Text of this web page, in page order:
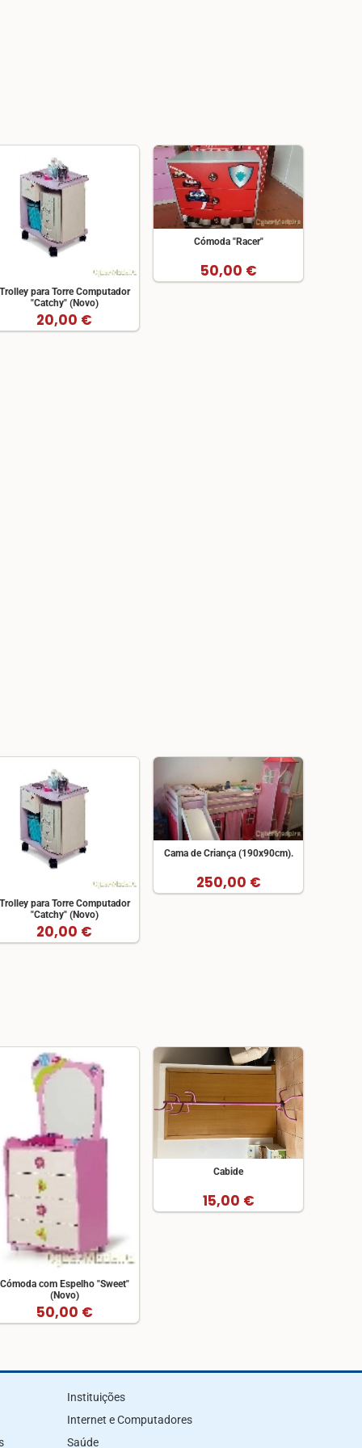
Trolley para Torre Computador
"Catchy" (Novo)
20,00 €
Cómoda "Racer"
50,00 €
Trolley para Torre Computador
"Catchy" (Novo)
20,00 €
Cama de Criança (190x90cm).
250,00 €
Cómoda com Espelho "Sweet"
(Novo)
50,00 €
Cabide
15,00 €
Instituições
Internet e Computadores
Saúde